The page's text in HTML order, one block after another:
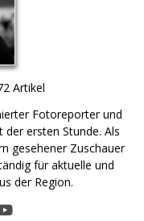
Artikel
Fotoreporter und
ersten Stunde. Als
gesehener Zuschauer
für aktuelle und
der Region.